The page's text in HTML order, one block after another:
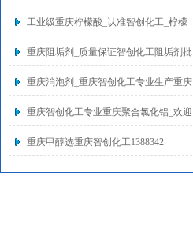
工业级重庆柠檬酸_认准智创化工_柠檬
重庆阻垢剂_质量保证智创化工阻垢剂批
重庆消泡剂_重庆智创化工专业生产重庆
重庆智创化工专业重庆聚合氯化铝_欢迎
重庆甲醇选重庆智创化工1388342